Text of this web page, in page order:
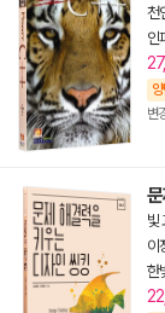
천
인
변
빛
이
한